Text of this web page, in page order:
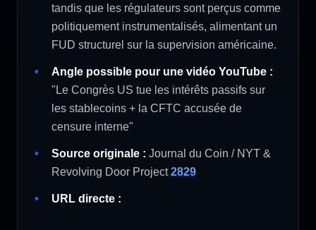
tandis que les régulateurs sont perçus comme
politiquement instrumentalisés, alimentant un
FUD structurel sur la supervision américaine.
Angle possible pour une vidéo YouTube :
"Le Congrès US tue les intérêts passifs sur
les stablecoins + la CFTC accusée de
censure interne"
Source originale : Journal du Coin / NYT &
Revolving Door Project2829
URL directe :